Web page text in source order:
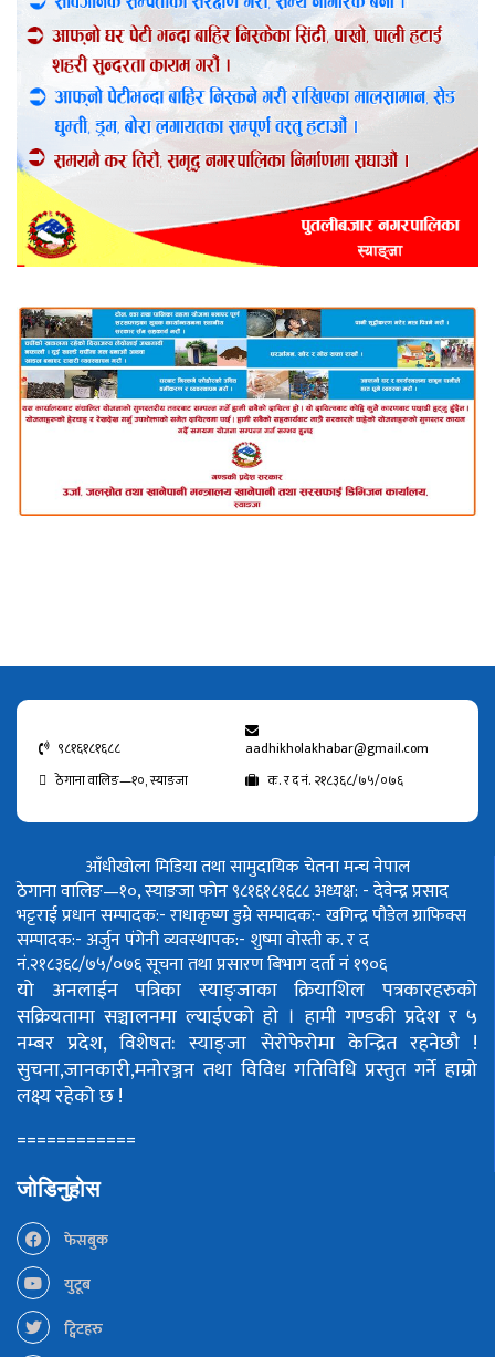
९८१६१८१६८८
aadhikholakhabar@gmail.com
ठेगाना वालिङ—१०, स्याङजा
क. र द नं. २१८३६८/७५/०७६
आँधीखोला मिडिया तथा सामुदायिक चेतना मन्च नेपाल
ठेगाना वालिङ—१०, स्याङजा फोन ९८१६१८१६८८अध्यक्ष: - देवेन्द्र प्रसाद
भट्टराईप्रधान सम्पादक:- राधाकृष्ण डुम्रेसम्पादक:- खगिन्द्र पौडेलग्राफिक्स
सम्पादक:- अर्जुन पंगेनीव्यवस्थापक:- शुष्मा वोस्तीक. र द
नं.२१८३६८/७५/०७६सूचना तथा प्रसारण बिभाग दर्ता नं १९०६
यो अनलाईन पत्रिका स्याङ्जाका क्रियाशिल पत्रकारहरुको
सक्रियतामा सञ्चालनमा ल्याईएको हो । हामी गण्डकी प्रदेश र ५
नम्बर प्रदेश, विशेषत: स्याङ्जा सेरोफेरोमा केन्द्रित रहनेछौ !
सुचना,जानकारी,मनोरञ्जन तथा विविध गतिविधि प्रस्तुत गर्ने हाम्रो
लक्ष्य रहेको छ !
============
जोडिनुहोस
फेसबुक
युटूब
ट्विटहरु